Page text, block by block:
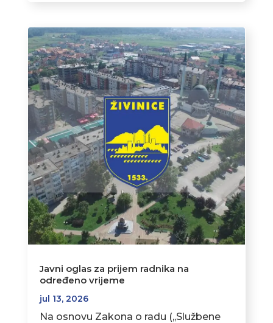
Javni oglas za prijem radnika na
određeno vrijeme
jul 13, 2026
Na osnovu Zakona o radu (,,Službene